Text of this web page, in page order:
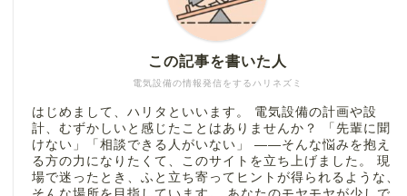
電気設備の情報発信をするハリネズミ
この記事を書いた人
はじめまして、ハリタといいます。 電気設備の計画や設
計、むずかしいと感じたことはありませんか？ 「先輩に聞
けない」「相談できる人がいない」 ――そんな悩みを抱え
る方の力になりたくて、このサイトを立ち上げました。 現
場で迷ったとき、ふと立ち寄ってヒントが得られるような、